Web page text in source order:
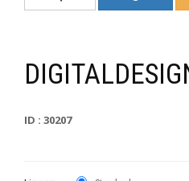
ID : 30207